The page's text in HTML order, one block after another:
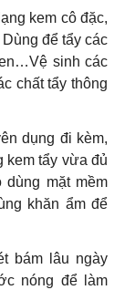
kem cô đặc,
để tẩy các
sinh các
chất tẩy thông
dụng đi kèm,
kem tẩy vừa đủ
mặt mềm
khăn ẩm để
bám lâu ngày
nóng để làm